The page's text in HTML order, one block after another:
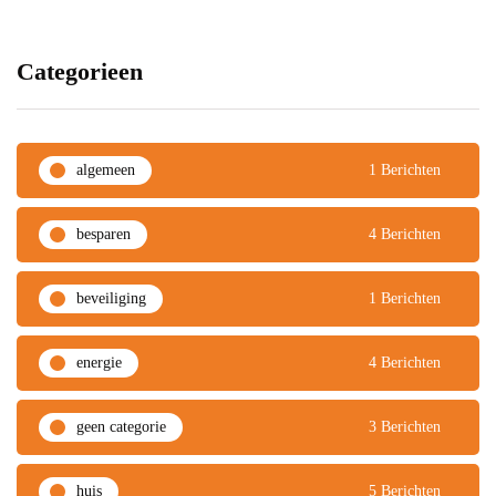
Categorieen
algemeen 1 Berichten
besparen 4 Berichten
beveiliging 1 Berichten
energie 4 Berichten
geen categorie 3 Berichten
huis 5 Berichten